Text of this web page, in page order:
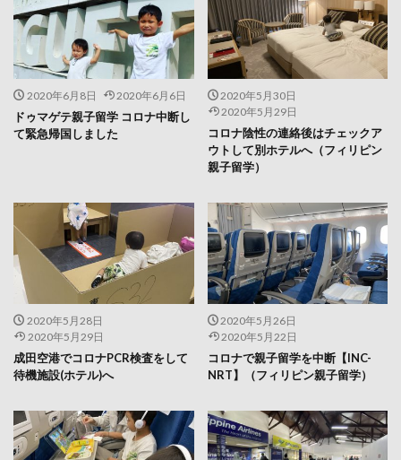
2020年6月8日 2020年6月6日
ドゥマゲテ親子留学 コロナ中断し
て緊急帰国しました
2020年5月30日
2020年5月29日
コロナ陰性の連絡後はチェックア
ウトして別ホテルへ（フィリピン
親子留学）
2020年5月28日
2020年5月29日
成田空港でコロナPCR検査をして
待機施設(ホテル)へ
2020年5月26日
2020年5月22日
コロナで親子留学を中断【INC-
NRT】（フィリピン親子留学）